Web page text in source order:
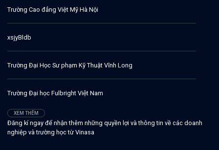
Trường Cao đẳng Việt Mỹ Hà Nội
xsjyBldb
Trường Đại Học Sư phạm Kỹ Thuật Vĩnh Long
Trường Đại học Fulbright Việt Nam
XEM THÊM
Đăng kí ngay để nhận thêm những quyền lợi và thông tin về các doanh
nghiệp và trường học từ Vinasa